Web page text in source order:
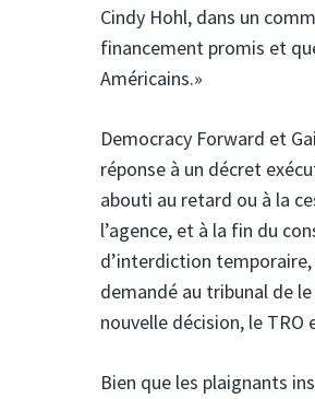
Cindy Hohl, dans un
financement promis et
Américains.»
Democracy Forward et
réponse à un décret
abouti au retard ou à la
l’agence, et à la fin du
d’interdiction temporaire,
demandé au tribunal de
nouvelle décision, le TRO
Bien que les plaignants